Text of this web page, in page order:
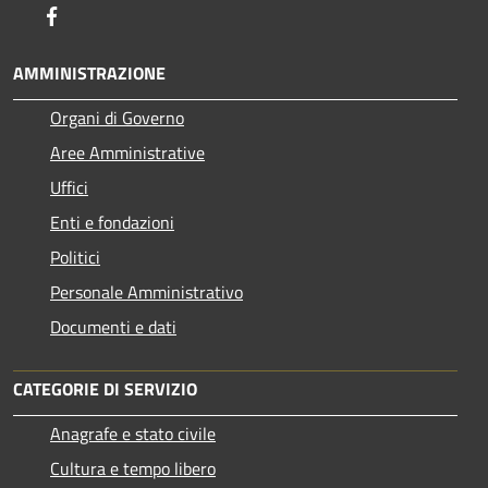
AMMINISTRAZIONE
Organi di Governo
Aree Amministrative
Uffici
Enti e fondazioni
Politici
Personale Amministrativo
Documenti e dati
CATEGORIE DI SERVIZIO
Anagrafe e stato civile
Cultura e tempo libero